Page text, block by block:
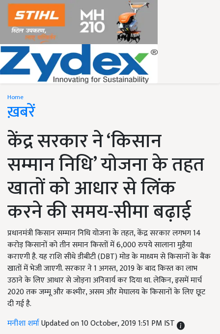
Home
ख़बरें
केंद्र सरकार ने ‘किसान
सम्मान निधि’ योजना के तहत
खातों को आधार से लिंक
करने की समय-सीमा बढ़ाई
प्रधानमंत्री किसान सम्मान निधि योजना के तहत, केंद्र सरकार लगभग 14
करोड़ किसानों को तीन समान किस्तों में 6,000 रुपये सालाना मुहैया
कराएगी है. यह राशि सीधे डीबीटी (DBT) मोड के माध्यम से किसानों के बैंक
खातों में भेजी जाएगी. सरकार ने 1 अगस्त, 2019 के बाद किस्त का लाभ
उठाने के लिए आधार से जोड़ना अनिवार्य कर दिया था. लेकिन, इसमें मार्च
2020 तक जम्मू और कश्मीर, असम और मेघालय के किसानों के लिए छूट
दी गई है.
मनीशा शर्माUpdated on 10 October, 2019 1:51 PM IST